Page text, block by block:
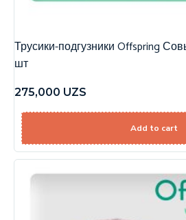
Трусики-подгузники Offspring
шт
275,000 UZS
Add to cart